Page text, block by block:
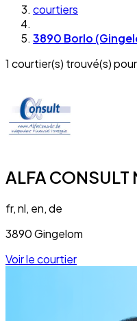
courtiers
3890 Borlo
1 courtier(s) trouvé(s)
ALFA CONSULT
fr, nl, en, de
3890 Gingelom
Voir le courtier